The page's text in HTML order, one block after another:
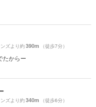
ズより約390m （徒歩7分）
たからー
ズより約340m （徒歩6分）